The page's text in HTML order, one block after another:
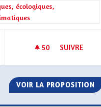
: Les transitions
écologiques,
50 50 ABONNÉS
SUIVRE
FAIRE
VOIR LA PROPOSITION